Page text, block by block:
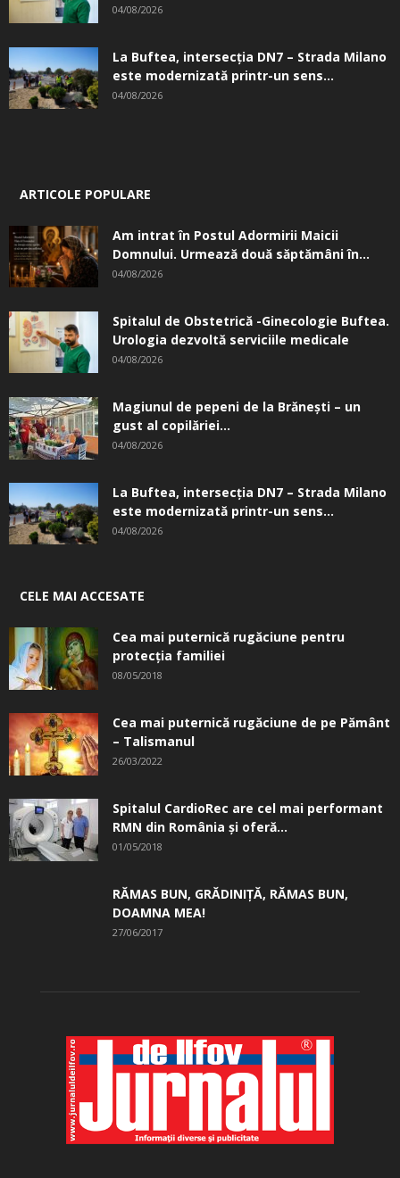
04/08/2026
La Buftea, intersecţia DN7 – Strada Milano
este modernizată printr-un sens...
04/08/2026
ARTICOLE POPULARE
Am intrat în Postul Adormirii Maicii
Domnului. Urmează două săptămâni în...
04/08/2026
Spitalul de Obstetrică -Ginecologie Buftea.
Urologia dezvoltă serviciile medicale
04/08/2026
Magiunul de pepeni de la Brăneşti – un
gust al copilăriei...
04/08/2026
La Buftea, intersecţia DN7 – Strada Milano
este modernizată printr-un sens...
04/08/2026
CELE MAI ACCESATE
Cea mai puternică rugăciune pentru
protecția familiei
08/05/2018
Cea mai puternică rugăciune de pe Pământ
– Talismanul
26/03/2022
Spitalul CardioRec are cel mai performant
RMN din România și oferă...
01/05/2018
RĂMAS BUN, GRĂDINIŢĂ, ­RĂMAS BUN,
DOAMNA MEA!
27/06/2017